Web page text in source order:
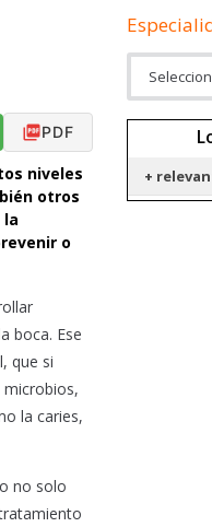
PDF
niveles
otros
la
o
boca. Ese
que si
la caries,
no solo
+